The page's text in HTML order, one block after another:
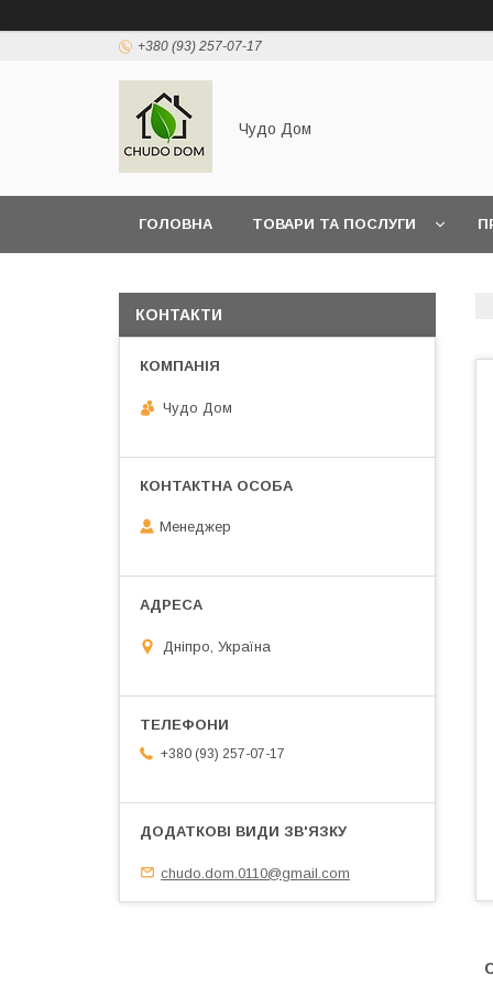
+380 (93) 257-07-17
Чудо Дом
ГОЛОВНА ТОВАРИ ТА ПОСЛУГИ
КОНТАКТИ
Чудо Дом
Менеджер
Дніпро, Україна
+380 (93) 257-07-17
chudo.dom.0110@gmail.com